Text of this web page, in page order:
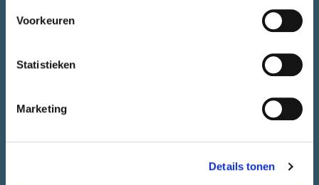
Voorkeuren
Statistieken
Marketing
Details tonen
Meedoen
Stadsjury
Nieuws
Contact